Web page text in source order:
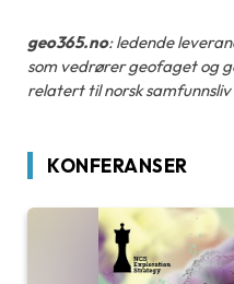
geo365.no: ledende
som vedrører geofaget og
relatert til norsk
KONFERANSER